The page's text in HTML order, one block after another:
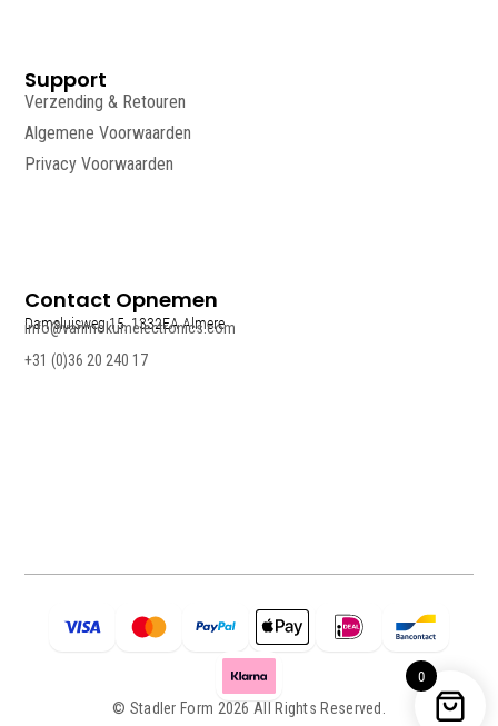
0
Support
Verzending & Retouren
Algemene Voorwaarden
Privacy Voorwaarden
Contact Opnemen
Damsluisweg 15, 1332EA Almere
info@vanmokumelectronics.com
+31 (0)36 20 240 17
© Stadler Form 2026 All Rights Reserved.